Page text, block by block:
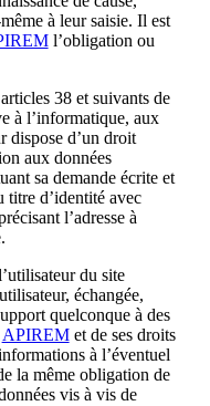
à leur saisie. Il est
l’obligation ou
38 et suivants de
à l’informatique, aux
dispose d’un droit
aux données
sa demande écrite et
titre d’identité avec
l’adresse à
du site
échangée,
quelconque à des
APIREMet de ses droits
à l’éventuel
la même obligation de
vis à vis de